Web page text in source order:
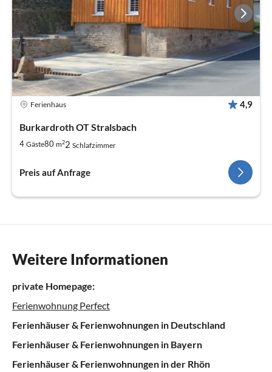
Ferienhaus 4,9
Burkardroth OT Stralsbach
4 Gäste80 m22 Schlafzimmer
Preis auf Anfrage
Weitere Informationen
private Homepage:
Ferienwohnung Perfect
Ferienhäuser & Ferienwohnungen in Deutschland
Ferienhäuser & Ferienwohnungen in Bayern
Ferienhäuser & Ferienwohnungen in der Rhön